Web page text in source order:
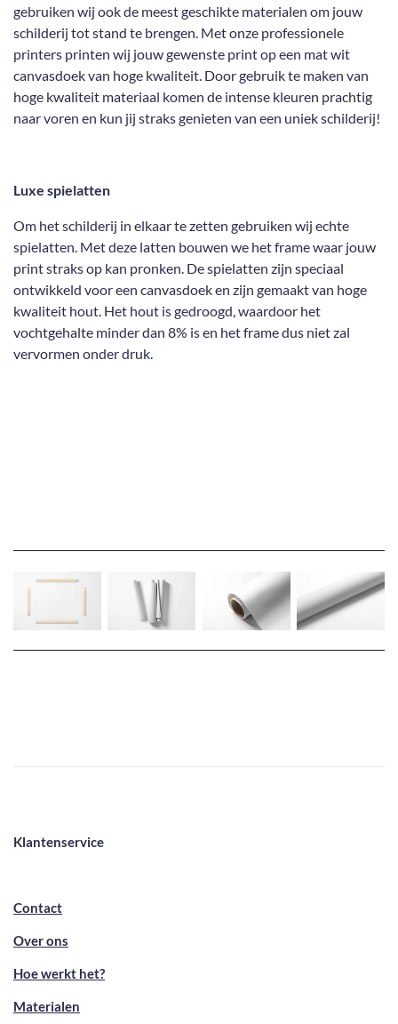
gebruiken wij ook de meest geschikte materialen om jouw
schilderij tot stand te brengen. Met onze professionele
printers printen wij jouw gewenste print op een mat wit
canvasdoek van hoge kwaliteit. Door gebruik te maken van
hoge kwaliteit materiaal komen de intense kleuren prachtig
naar voren en kun jij straks genieten van een uniek schilderij!
Luxe spielatten
Om het schilderij in elkaar te zetten gebruiken wij echte
spielatten. Met deze latten bouwen we het frame waar jouw
print straks op kan pronken. De spielatten zijn speciaal
ontwikkeld voor een canvasdoek en zijn gemaakt van hoge
kwaliteit hout. Het hout is gedroogd, waardoor het
vochtgehalte minder dan 8% is en het frame dus niet zal
vervormen onder druk.
Klantenservice
Contact
Over ons
Hoe werkt het?
Materialen